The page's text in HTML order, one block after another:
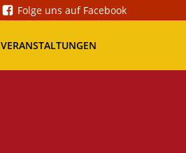
Folge uns auf Facebook
VERANSTALTUNGEN